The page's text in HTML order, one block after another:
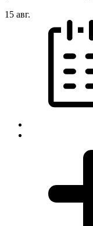
15 авг.